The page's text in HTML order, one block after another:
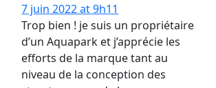
7 juin 2022 at 9h11
Trop bien ! je suis un propriétaire
d’un Aquapark et j’apprécie les
efforts de la marque tant au
niveau de la conception des